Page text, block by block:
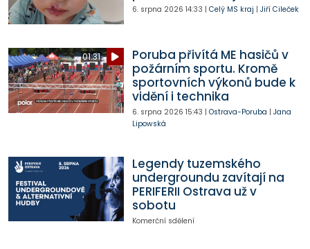
6. srpna 2026 14:33 | Celý MS kraj | Jiří Cileček
01:31
Poruba přivítá ME hasičů v
požárním sportu. Kromě
sportovních výkonů bude k
vidění i technika
6. srpna 2026 15:43 | Ostrava-Poruba | Jana
Lipowská
Legendy tuzemského
undergroundu zavítají na
PERIFERII Ostrava už v
sobotu
Komerční sdělení